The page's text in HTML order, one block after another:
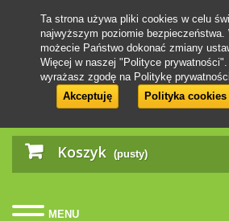
Koszyk (pusty)
MENU
Ta strona używa pliki cookies w celu
najwyższym poziomie
możecie Państwo dokonać zmiany
Więcej w naszej "Polityce
wyrażasz zgodę na Politykę
Akceptuję
Polityka cookies